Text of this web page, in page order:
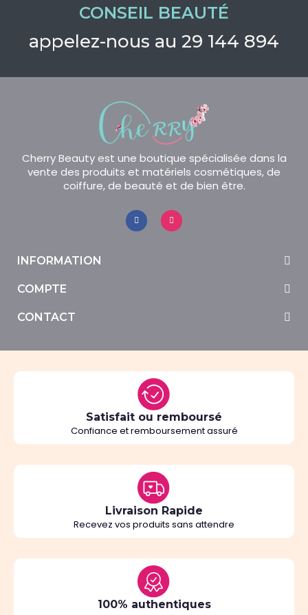
CONSEIL BEAUTÉ
appelez-nous au 29 144 894
Cherry Beauty est une boutique spécialisée dans la
vente des produits et matériels cosmétiques, de
coiffure, de beauté et de bien être.
INFORMATION
COMPTE
CONTACT
Satisfait ou remboursé
Confiance et remboursement assuré
Livraison Rapide
Recevez vos produits sans attendre
100% authentiques